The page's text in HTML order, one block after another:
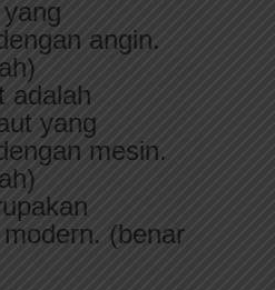
angin.
adalah
yang
mesin.
(benar